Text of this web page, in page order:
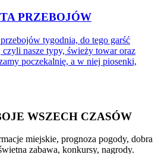
PRZEBOJÓW
tygodnia, do tego garść
nasze typy, świeży towar oraz
poczekalnię, a w niej piosenki,
WSZECH CZASÓW
miejskie, prognoza pogody, dobra
zabawa, konkursy, nagrody.